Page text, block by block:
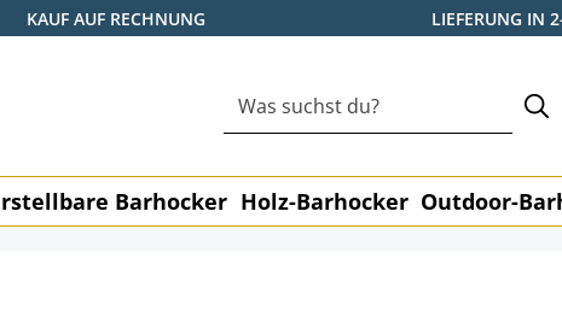
KAUF AUF RECHNUNG LIEFERUNG IN
Barhocker Holz-Barhocker Outdoor-